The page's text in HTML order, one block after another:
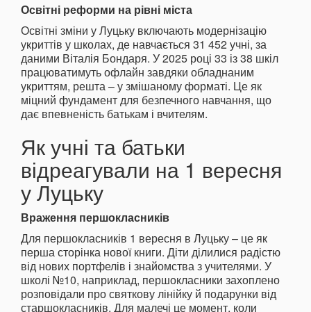
Освітні реформи на рівні міста
Освітні зміни у Луцьку включають модернізацію
укриттів у школах, де навчається 31 452 учні, за
даними Віталія Бондаря. У 2025 році 33 із 38 шкіл
працюватимуть офлайн завдяки обладнаним
укриттям, решта – у змішаному форматі. Це як
міцний фундамент для безпечного навчання, що
дає впевненість батькам і вчителям.
Як учні та батьки
відреагували на 1 вересня
у Луцьку
Враження першокласників
Для першокласників 1 вересня в Луцьку – це як
перша сторінка нової книги. Діти ділилися радістю
від нових портфелів і знайомства з учителями. У
школі №10, наприклад, першокласники захоплено
розповідали про святкову лінійку й подарунки від
старшокласників. Для малечі це момент, коли